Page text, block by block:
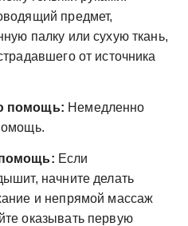
предмет,
палку или сухую ткань,
от источника
помощь: Немедленно
Если
начните делать
и непрямой массаж
оказывать первую